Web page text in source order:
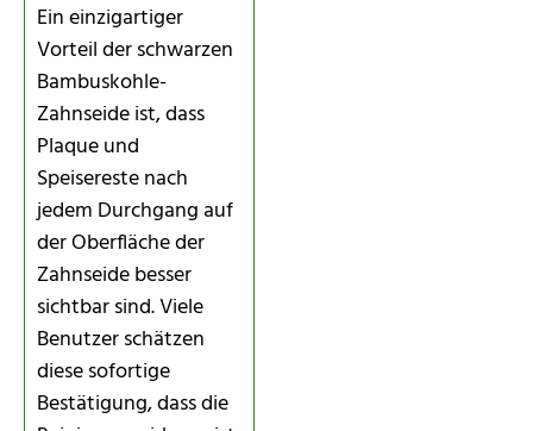
Ein einzigartiger
Vorteil der schwarzen
Bambuskohle-
Zahnseide ist, dass
Plaque und
Speisereste nach
jedem Durchgang auf
der Oberfläche der
Zahnseide besser
sichtbar sind. Viele
Benutzer schätzen
diese sofortige
Bestätigung, dass die